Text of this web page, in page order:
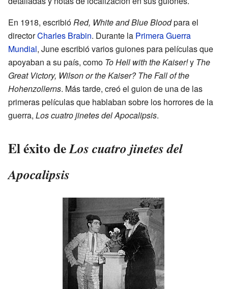
En 1918, escribióRed, White and Blue Bloodpara el
directorCharles Brabin. Durante la Primera Guerra
Mundial, June escribió varios guiones para películas que
apoyaban a su país, como To Hell with the Kaiser!y The
Great Victory, Wilson or the Kaiser? The Fall of the
Hohenzollerns. Más tarde, creó el guion de una de las
primeras películas que hablaban sobre los horrores de la
guerra, Los cuatro jinetes del Apocalipsis.
El éxito deLos cuatro jinetes del
Apocalipsis